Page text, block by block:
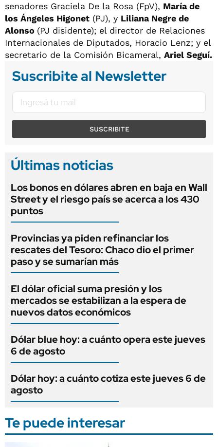
senadores Graciela De la Rosa (FpV), María de
los Ángeles Higonet (PJ), y Liliana Negre de
Alonso (PJ disidente); el director de Relaciones
Internacionales de Diputados, Horacio Lenz; y el
secretario de la Comisión Bicameral, Ariel Seguí.
Suscribite al Newsletter
SUSCRIBITE
Últimas noticias
Los bonos en dólares abren en baja en Wall
Street y el riesgo país se acerca a los 430
puntos
Provincias ya piden refinanciar los
rescates del Tesoro: Chaco dio el primer
paso y se sumarían más
El dólar oficial suma presión y los
mercados se estabilizan a la espera de
nuevos datos económicos
Dólar blue hoy: a cuánto opera este jueves
6 de agosto
Dólar hoy: a cuánto cotiza este jueves 6 de
agosto
Te puede interesar